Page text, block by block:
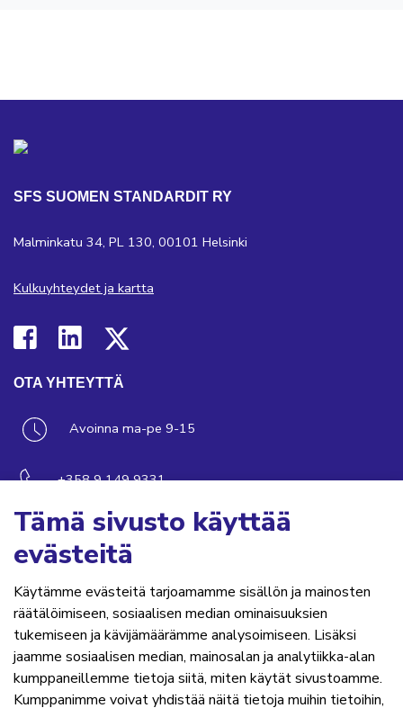
Tämä sivusto käyttää
evästeitä
Käytämme evästeitä tarjoamamme sisällön ja mainosten
räätälöimiseen, sosiaalisen median ominaisuuksien
tukemiseen ja kävijämäärämme analysoimiseen. Lisäksi
jaamme sosiaalisen median, mainosalan ja analytiikka-alan
kumppaneillemme tietoja siitä, miten käytät sivustoamme.
Kumppanimme voivat yhdistää näitä tietoja muihin tietoihin,
SFS SUOMEN STANDARDIT RY
Malminkatu 34, PL 130, 00101 Helsinki
Kulkuyhteydet ja kartta
OTA YHTEYTTÄ
Avoinna ma-pe 9-15
+358 9 149 9331
sfs@sfs.fi
OIKOPOLUT
Hanki standardi
Kommentoi tekeillä olevia standardeja